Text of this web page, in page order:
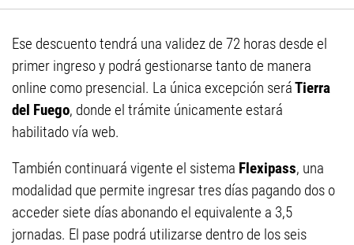
Ese descuento tendrá una validez de 72 horas desde el
primer ingreso y podrá gestionarse tanto de manera
online como presencial. La única excepción seráTierra
del Fuego, donde el trámite únicamente estará
habilitado vía web.
También continuará vigente el sistema Flexipass, una
modalidad que permite ingresar tres días pagando dos o
acceder siete días abonando el equivalente a 3,5
jornadas. El pase podrá utilizarse dentro de los seis